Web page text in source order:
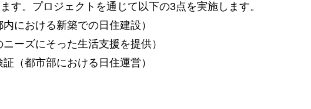
す。プロジェクトを通じて以下の3点を実施します。
における新築での日住建設）
ーズにそった生活支援を提供）
（都市部における日住運営）